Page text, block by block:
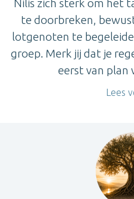
Nilis zich sterk om het
te doorbreken,
lotgenoten te
groep. Merk jij dat je
eerst van plan
Lees